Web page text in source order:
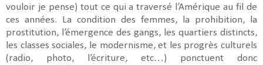
vouloir je pense) tout ce qui a traversé l’Amérique au fil de
ces années. La condition des femmes, la prohibition, la
prostitution, l’émergence des gangs, les quartiers distincts,
les classes sociales, le modernisme, et les progrès culturels
(radio, photo, l’écriture, etc…) ponctuent donc